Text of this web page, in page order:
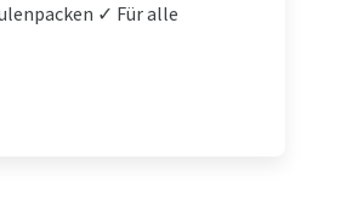
✓ Für alle